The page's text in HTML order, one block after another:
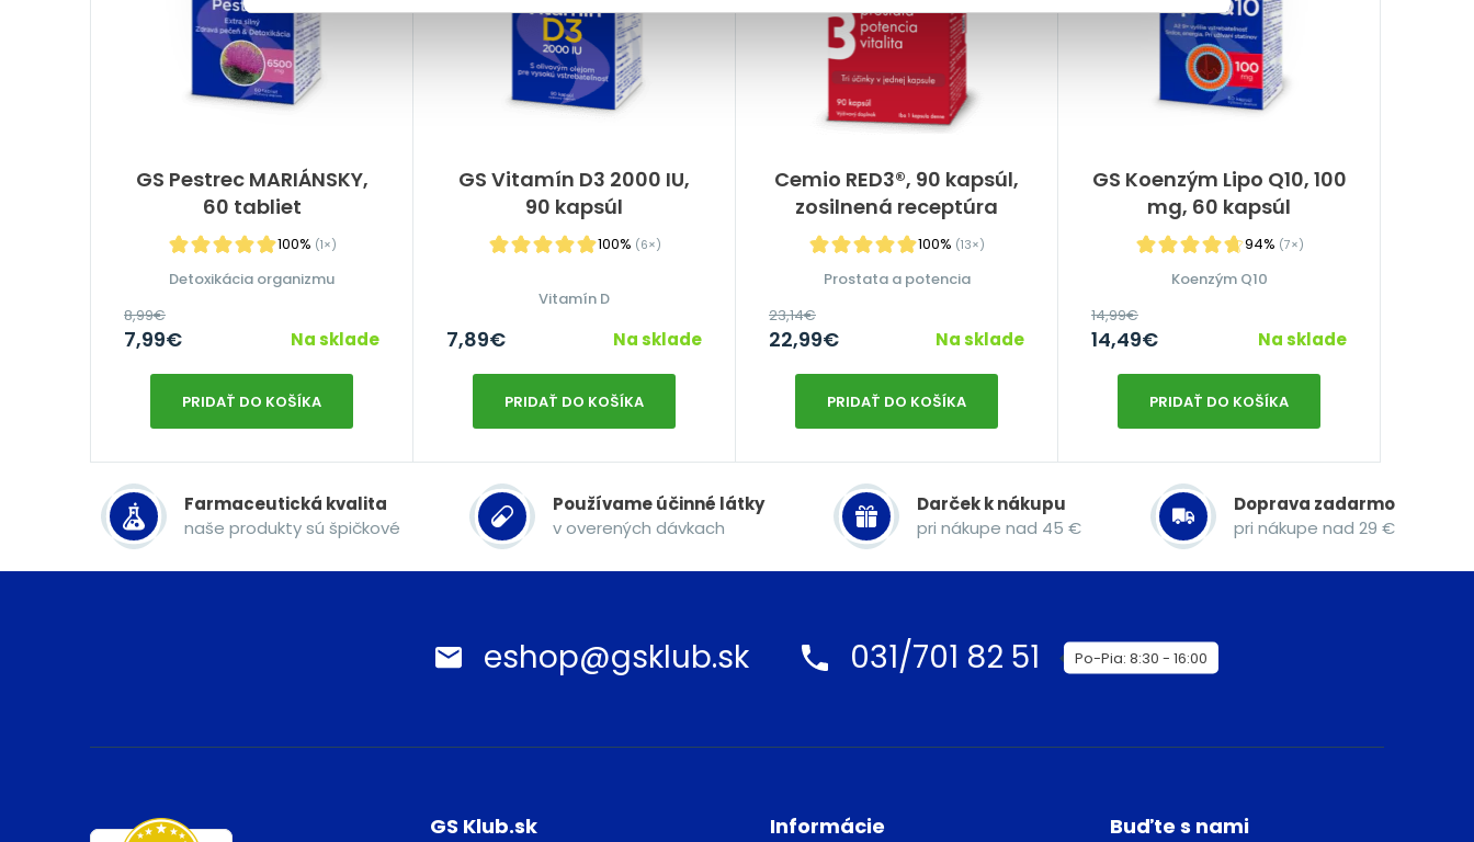
GS Pestrec MARIÁNSKY,
60 tabliet
100% (1×)
Detoxikácia organizmu
8,99€
7,99€ Na sklade
PRIDAŤ DO KOŠÍKA
GS Vitamín D3 2000 IU,
90 kapsúl
100% (6×)
Vitamín D
7,89€ Na sklade
PRIDAŤ DO KOŠÍKA
Cemio RED3®, 90 kapsúl,
zosilnená receptúra
100% (13×)
Prostata a potencia
23,14€
22,99€ Na sklade
PRIDAŤ DO KOŠÍKA
GS Koenzým Lipo Q10, 100
mg, 60 kapsúl
94% (7×)
Koenzým Q10
14,99€
14,49€ Na sklade
PRIDAŤ DO KOŠÍKA
Farmaceutická kvalita
naše produkty sú špičkové
Používame účinné látky
v overených dávkach
Darček k nákupu
pri nákupe nad 45 €
Doprava zadarmo
pri nákupe nad 29 €
eshop@gsklub.sk 031/701 82 51 Po-Pia: 8:30 - 16:00
GS Klub.sk Informácie Buďte s nami